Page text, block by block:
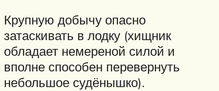
Крупную добычу опасно
затаскивать в лодку (хищник
обладает немереной силой и
вполне способен перевернуть
небольшое судёнышко).